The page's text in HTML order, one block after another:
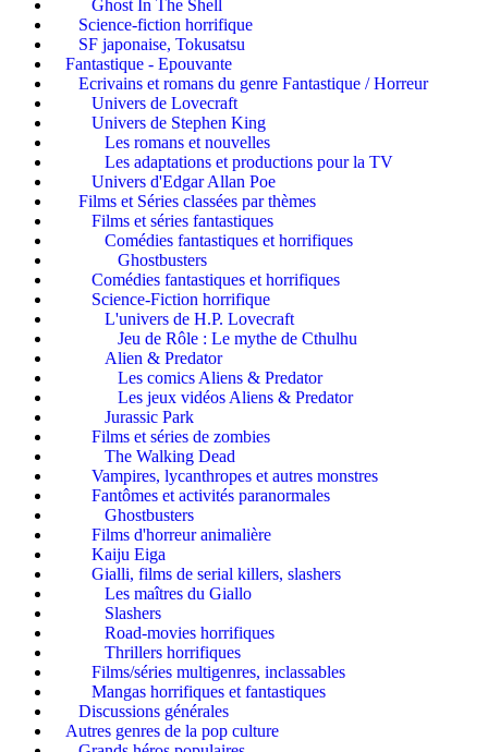
Ghost In The Shell
Science-fiction horrifique
SF japonaise, Tokusatsu
Fantastique - Epouvante
Ecrivains et romans du genre Fantastique / Horreur
Univers de Lovecraft
Univers de Stephen King
Les romans et nouvelles
Les adaptations et productions pour la TV
Univers d'Edgar Allan Poe
Films et Séries classées par thèmes
Films et séries fantastiques
Comédies fantastiques et horrifiques
Ghostbusters
Comédies fantastiques et horrifiques
Science-Fiction horrifique
L'univers de H.P. Lovecraft
Jeu de Rôle : Le mythe de Cthulhu
Alien & Predator
Les comics Aliens & Predator
Les jeux vidéos Aliens & Predator
Jurassic Park
Films et séries de zombies
The Walking Dead
Vampires, lycanthropes et autres monstres
Fantômes et activités paranormales
Ghostbusters
Films d'horreur animalière
Kaiju Eiga
Gialli, films de serial killers, slashers
Les maîtres du Giallo
Slashers
Road-movies horrifiques
Thrillers horrifiques
Films/séries multigenres, inclassables
Mangas horrifiques et fantastiques
Discussions générales
Autres genres de la pop culture